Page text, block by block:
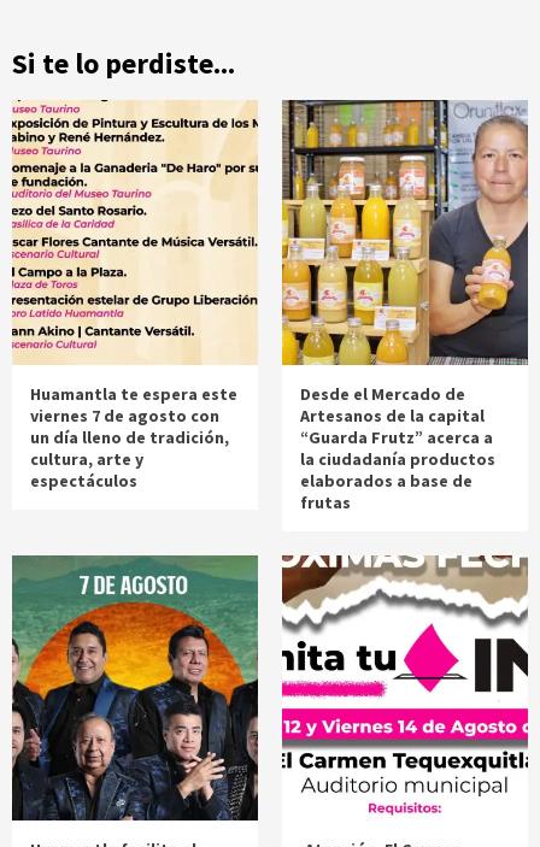
Si te lo perdiste...
Huamantla te espera este
viernes 7 de agosto con
un día lleno de tradición,
cultura, arte y
espectáculos
Desde el Mercado de
Artesanos de la capital
“Guarda Frutz” acerca a
la ciudadanía productos
elaborados a base de
frutas